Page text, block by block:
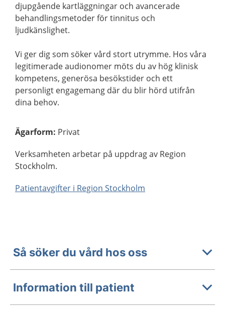
djupgående kartläggningar och avancerade
behandlingsmetoder för tinnitus och
ljudkänslighet.
Vi ger dig som söker vård stort utrymme. Hos våra
legitimerade audionomer möts du av hög klinisk
kompetens, generösa besökstider och ett
personligt engagemang där du blir hörd utifrån
dina behov.
Ägarform: Privat
Verksamheten arbetar på uppdrag av Region
Stockholm.
Patientavgifter i Region Stockholm
Så söker du vård hos oss
Information till patient